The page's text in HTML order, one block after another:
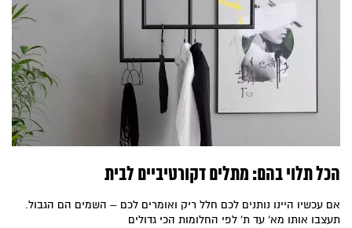
הכל תלוי בהם: מתלים דקורטיביים לבית
אם עכשיו היינו נותנים לכם חלל ריק ואומרים לכם – השמים הם הגבול.
תעצבו אותו מא' עד ת' לפי החלומות הכי גדולים